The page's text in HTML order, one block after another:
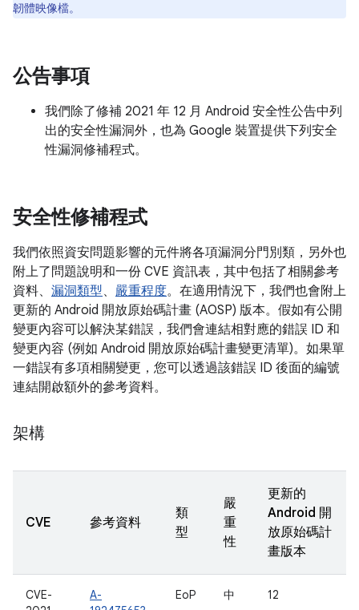
韌體映像檔。
公告事項
我們除了修補 2021 年 12 月 Android 安全性公告中列
出的安全性漏洞外，也為 Google 裝置提供下列安全
性漏洞修補程式。
安全性修補程式
我們依照資安問題影響的元件將各項漏洞分門別類，另外也
附上了問題說明和一份 CVE 資訊表，其中包括了相關參考
資料、 漏洞類型、 嚴重程度。在適用情況下，我們也會附上
更新的 Android 開放原始碼計畫 (AOSP) 版本。假如有公開
變更內容可以解決某錯誤，我們會連結相對應的錯誤 ID 和
變更內容 (例如 Android 開放原始碼計畫變更清單)。如果單
一錯誤有多項相關變更，您可以透過該錯誤 ID 後面的編號
連結開啟額外的參考資料。
架構
CVE 參考資料
類
型
嚴
重
性
更新的
Android 開
放原始碼計
畫版本
CVE-
A-
EoP 中 12